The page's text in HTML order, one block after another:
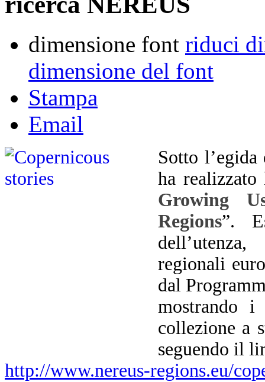
dimensione font riduci
dimensione del font
Stampa
Email
Sotto
ha
Growing
Regions”.
regionali
dal
mostrando
collezione a
seguendo il
http://www.nereus-regions.eu/